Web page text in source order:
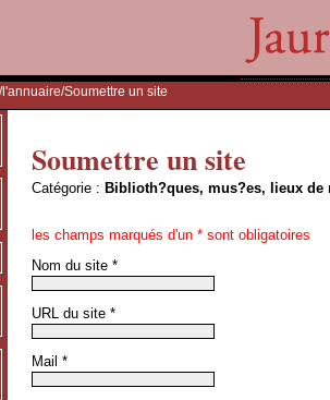
/l'annuaire/Soumettre un site
Soumettre un site
Catégorie : Biblioth?ques, mus?es, lieux de
les champs marqués d'un * sont obligatoires
Nom du site *
URL du site *
Mail *